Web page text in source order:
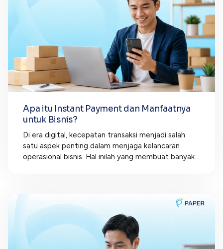
Apa itu Instant Payment dan Manfaatnya
untuk Bisnis?
Di era digital, kecepatan transaksi menjadi salah
satu aspek penting dalam menjaga kelancaran
operasional bisnis. Hal inilah yang membuat banyak...